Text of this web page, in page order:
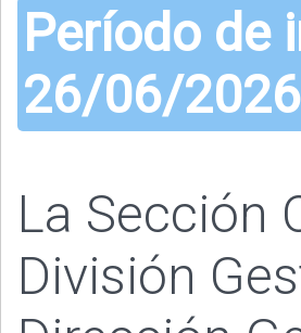
Período de
26/06/2026
La Sección
División